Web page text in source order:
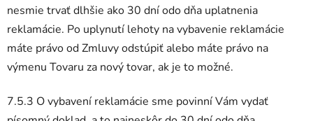
nesmie trvať dlhšie ako 30 dní odo dňa uplatnenia
reklamácie. Po uplynutí lehoty na vybavenie reklamácie
máte právo od Zmluvy odstúpiť alebo máte právo na
výmenu Tovaru za nový tovar, ak je to možné.
7.5.3 O vybavení reklamácie sme povinní Vám vydať